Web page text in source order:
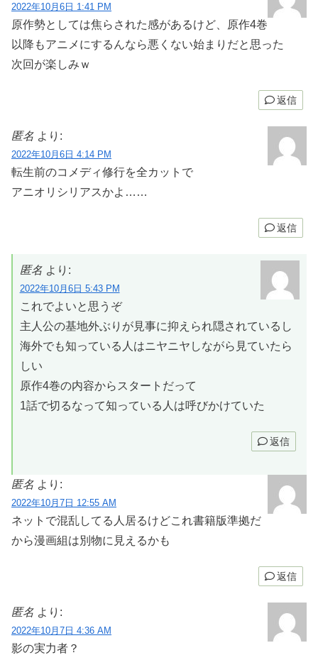
2022年10月6日 1:41 PM
原作勢としては焦らされた感があるけど、原作4巻
以降もアニメにするんなら悪くない始まりだと思った
次回が楽しみｗ
返信
匿名 より:
2022年10月6日 4:14 PM
転生前のコメディ修行を全カットで
アニオリシリアスかよ……
返信
匿名 より:
2022年10月6日 5:43 PM
これでよいと思うぞ
主人公の基地外ぶりが見事に抑えられ隠されているし
海外でも知っている人はニヤニヤしながら見ていたら
しい
原作4巻の内容からスタートだって
1話で切るなって知っている人は呼びかけていた
返信
匿名 より:
2022年10月7日 12:55 AM
ネットで混乱してる人居るけどこれ書籍版準拠だ
から漫画組は別物に見えるかも
返信
匿名 より:
2022年10月7日 4:36 AM
影の実力者？